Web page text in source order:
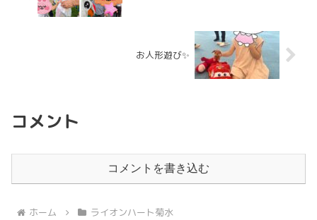
お人形遊び✨
コメント
コメントを書き込む
ホーム ライオンハート菊水